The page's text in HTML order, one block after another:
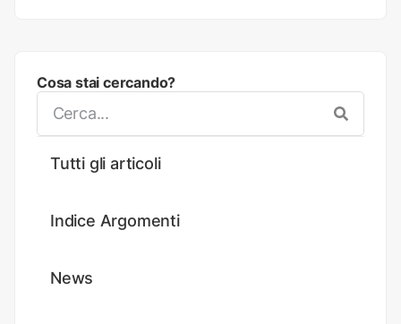
Cosa stai cercando?
Tutti gli articoli
Indice Argomenti
News